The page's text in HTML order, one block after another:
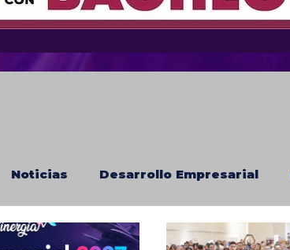
Noticias Desarrollo Empresarial